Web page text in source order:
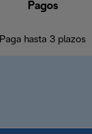
Pagos
Paga hasta 3 plazos